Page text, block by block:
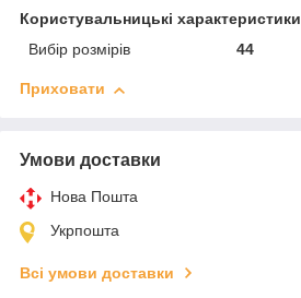
Користувальницькі характеристики
Вибір розмірів
44
Приховати
Умови доставки
Нова Пошта
Укрпошта
Всі умови доставки